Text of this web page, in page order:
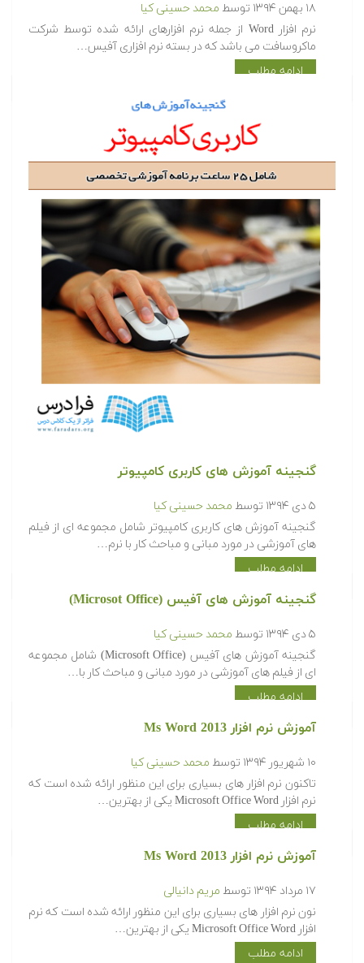
۱۸ بهمن ۱۳۹۴ توسط محمد حسینی کیا
نرم افزار Word از جمله نرم افزارهای ارائه شده توسط شرکت
ماکروسافت می باشد که در بسته نرم افزاری آفیس…
ادامه مطلب
گنجینه آموزش های کاربری کامپیوتر
۵ دی ۱۳۹۴ توسط محمد حسینی کیا
گنجینه آموزش های کاربری کامپیوتر شامل مجموعه ای از فیلم
های آموزشی در مورد مبانی و مباحث کار با نرم…
ادامه مطلب
گنجینه آموزش های آفیس (Microsot Office)
۵ دی ۱۳۹۴ توسط محمد حسینی کیا
گنجینه آموزش های آفیس (Microsoft Office) شامل مجموعه
ای از فیلم های آموزشی در مورد مبانی و مباحث کار با…
ادامه مطلب
آموزش نرم افزار Ms Word 2013
۱۰ شهریور ۱۳۹۴ توسط محمد حسینی کیا
تاکنون نرم افزار های بسیاری برای این منظور ارائه شده است که
نرم افزار Microsoft Office Word یکی از بهترین…
ادامه مطلب
آموزش نرم افزار Ms Word 2013
۱۷ مرداد ۱۳۹۴ توسط مریم دانیالی
نون نرم افزار های بسیاری برای این منظور ارائه شده است که نرم
افزار Microsoft Office Word یکی از بهترین…
ادامه مطلب